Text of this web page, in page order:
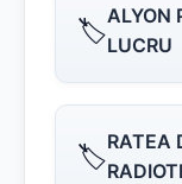
🏷️ALYON
LUCRU
🏷️RATEA